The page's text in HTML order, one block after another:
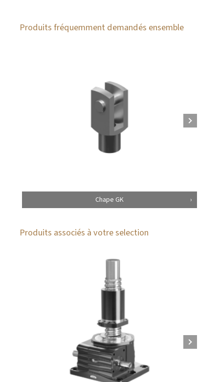
Produits fréquemment demandés ensemble
Chape GK
Produits associés à votre selection